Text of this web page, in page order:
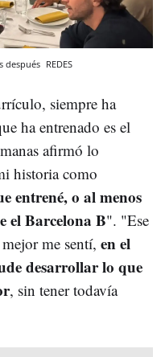
después REDES
siempre ha
ha entrenado es el
afirmó lo
historia como
entrené, o al menos
el Barcelona B". "Ese
me sentí, en el
desarrollar lo que
, sin tener todavía